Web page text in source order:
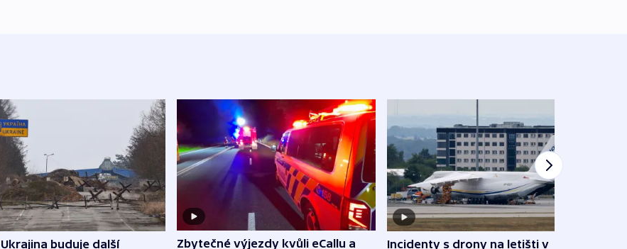
Ukrajina buduje další
Zbytečné výjezdy kvůli eCallu a
Incidenty s drony na letišti v